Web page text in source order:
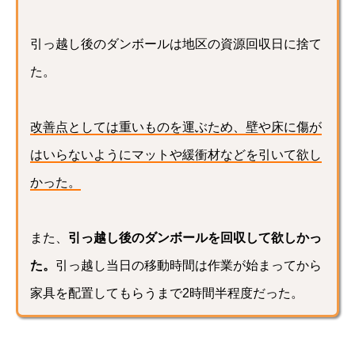
引っ越し後のダンボールは地区の資源回収日に捨て
た。
改善点としては重いものを運ぶため、壁や床に傷が
はいらないようにマットや緩衝材などを引いて欲し
かった。
また、 引っ越し後のダンボールを回収して欲しかっ
た。 引っ越し当日の移動時間は作業が始まってから
家具を配置してもらうまで2時間半程度だった。